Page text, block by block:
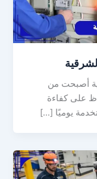
أصبحت من
على كفاءة
يوميًا […]